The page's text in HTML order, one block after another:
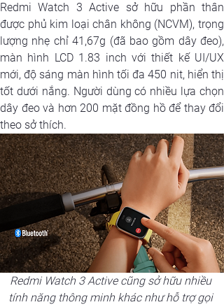
Redmi Watch 3 Active sở hữu phần thân
được phủ kim loại chân không (NCVM), trọng
lượng nhẹ chỉ 41,67g (đã bao gồm dây đeo),
màn hình LCD 1.83 inch với thiết kế UI/UX
mới, độ sáng màn hình tối đa 450 nit, hiển thị
tốt dưới nắng. Người dùng có nhiều lựa chọn
dây đeo và hơn 200 mặt đồng hồ để thay đổi
theo sở thích.
Redmi Watch 3 Active cũng sở hữu nhiều
tính năng thông minh khác như hỗ trợ gọi